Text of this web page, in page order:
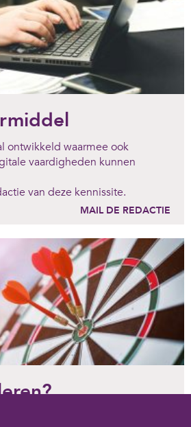
ontwikkeld waarmee ook
vaardigheden kunnen
van deze kennissite.
MAIL DE REDACTIE